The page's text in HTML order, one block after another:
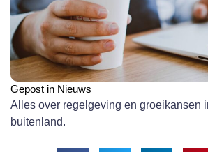
Gepost in Nieuws
Alles over regelgeving en groeikansen
buitenland.